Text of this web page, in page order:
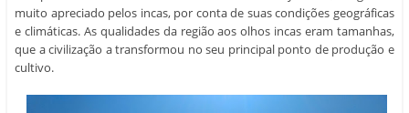
muito apreciado pelos incas, por conta de suas condições geográficas
e climáticas. As qualidades da região aos olhos incas eram tamanhas,
que a civilização a transformou no seu principal ponto de produção e
cultivo.